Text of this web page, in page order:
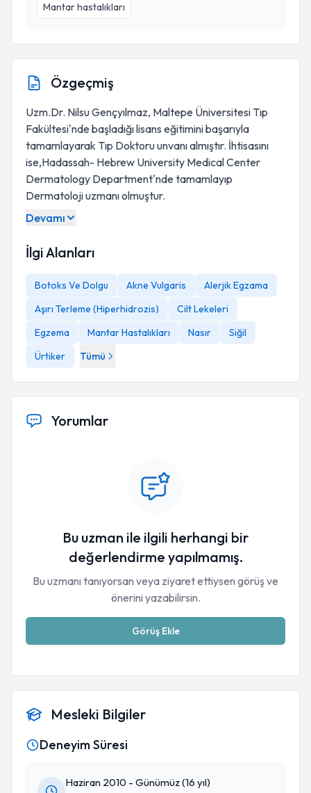
Mantar hastalıkları
Özgeçmiş
Uzm.Dr. Nilsu Gençyılmaz, Maltepe Üniversitesi Tıp
Fakültesi'nde başladığı lisans eğitimini başarıyla
tamamlayarak Tıp Doktoru unvanı almıştır. İhtisasını
ise,Hadassah- Hebrew University Medical Center
Dermatology Department'nde tamamlayıp
Dermatoloji uzmanı olmuştur.
Devamı
İlgi Alanları
Botoks Ve Dolgu Akne Vulgaris
Alerjik Egzama
Aşırı Terleme (Hiperhidrozis)
Cilt Lekeleri
Egzema
Mantar Hastalıkları Nasır
Siğil
Ürtiker
Tümü
Yorumlar
Bu uzman ile ilgili herhangi bir
değerlendirme yapılmamış.
Bu uzmanı tanıyorsan veya ziyaret ettiysen görüş ve
önerini yazabilirsin.
Görüş Ekle
Mesleki Bilgiler
Deneyim Süresi
Haziran 2010 - Günümüz (16 yıl)